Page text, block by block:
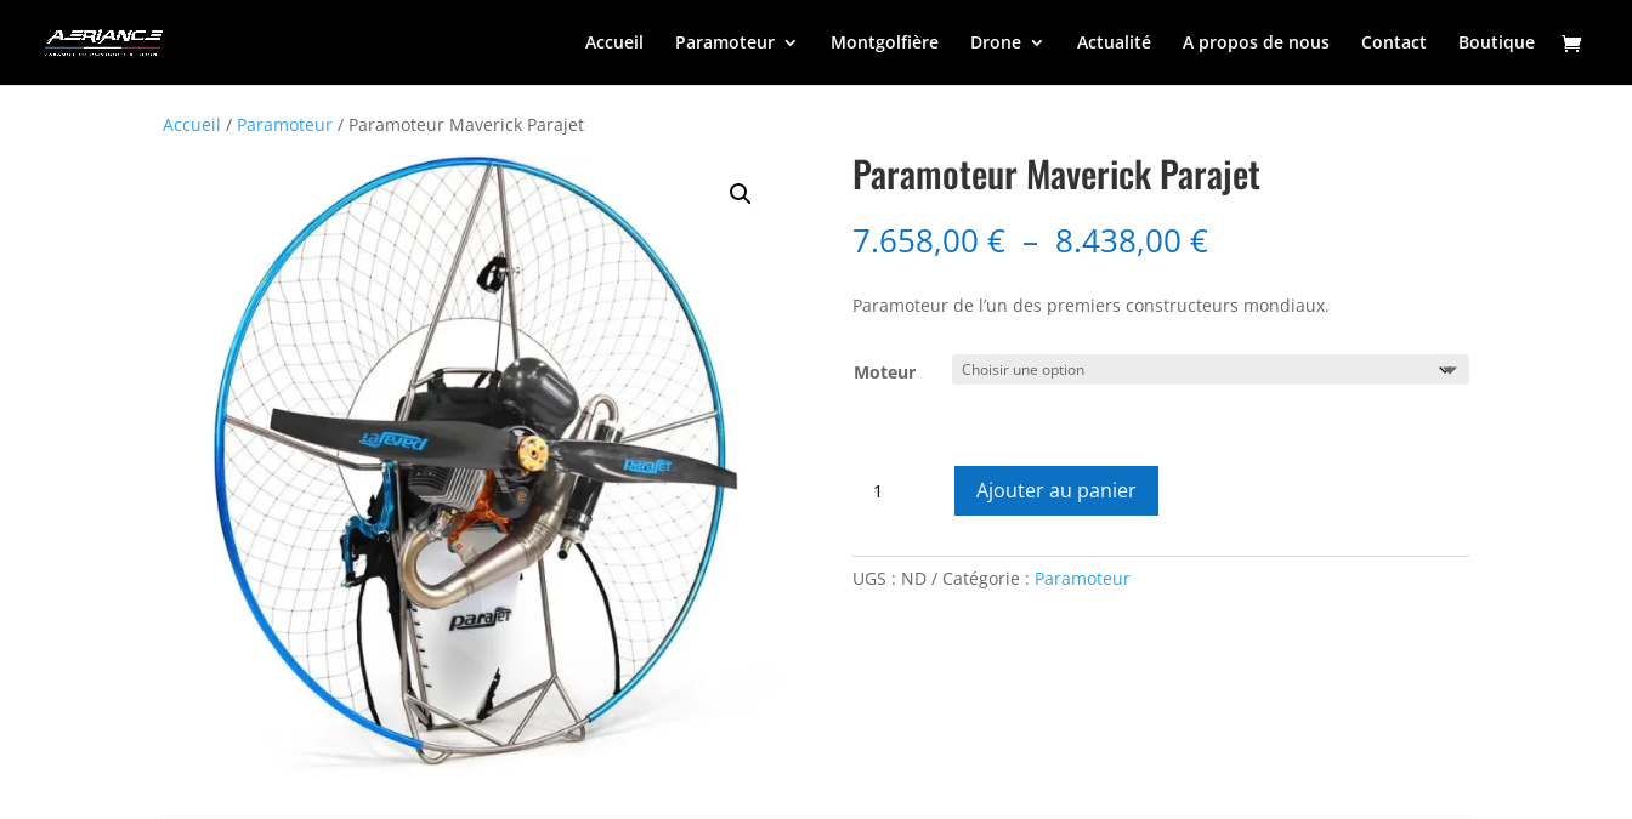
Accueil Paramoteur Montgolfière Drone Actualité A propos de nous Contact Boutique
Accueil / Paramoteur / Paramoteur Maverick Parajet
Paramoteur Maverick Parajet
7.658,00 € – 8.438,00 €Plage
de
prix :
7.658,00 €
Paramoteur de l’un des premiers constructeurs mondiaux.
Moteur
Maverick
Parajet
Ajouter au panier
UGS : ND Catégorie : Paramoteur